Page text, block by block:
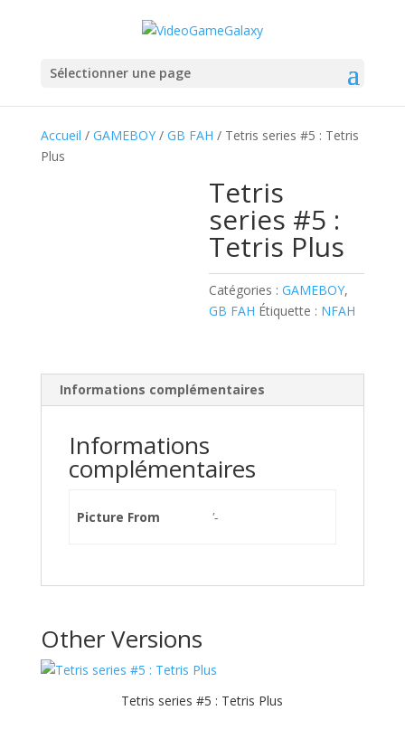
Sélectionner une page
Accueil / GAMEBOY/ GB FAH / Tetris series #5 : Tetris
Plus
Tetris
series #5 :
Tetris Plus
Catégories :GAMEBOY,
GB FAH Étiquette : NFAH
Informations complémentaires
Informations
complémentaires
Picture From '-
Other Versions
Tetris series #5 : Tetris Plus